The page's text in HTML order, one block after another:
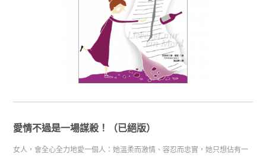
愛情不過是一場謀殺！（已絕版）
女人，會全心全力地愛一個人：她溫柔而激情、容忍而忠實，她只想佔有一